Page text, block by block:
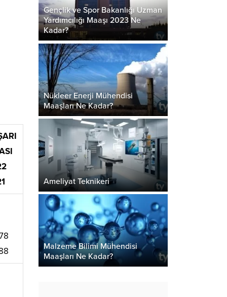
Gençlik ve Spor Bakanlığı Uzman
Yardımcılığı Maaşı 2023 Ne
Kadar?
Nükleer Enerji Mühendisi
Maaşları Ne Kadar?
Ameliyat Teknikeri
Malzeme Bilimi Mühendisi
Maaşları Ne Kadar?